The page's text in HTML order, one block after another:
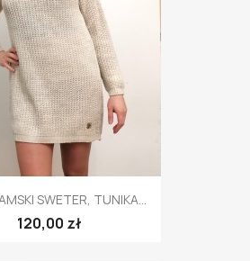
SWETER, TUNIKA...
120,00 zł